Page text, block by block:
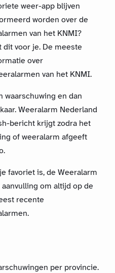
weer-app blijven
worden over de
van het KNMI?
dit voor je. De meeste
over
van het KNMI.
waarschuwing en dan
Weeralarm Nederland
bericht krijgt zodra het
of weeralarm afgeeft
favoriet is, de Weeralarm
om altijd op de
recente
per provincie.